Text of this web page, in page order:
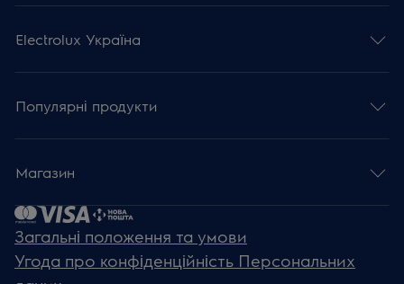
Electrolux Україна
Популярні продукти
Магазин
Загальні положення та умови
Угода про конфіденційність Персональних